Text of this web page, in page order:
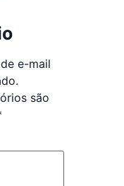
e-mail
são